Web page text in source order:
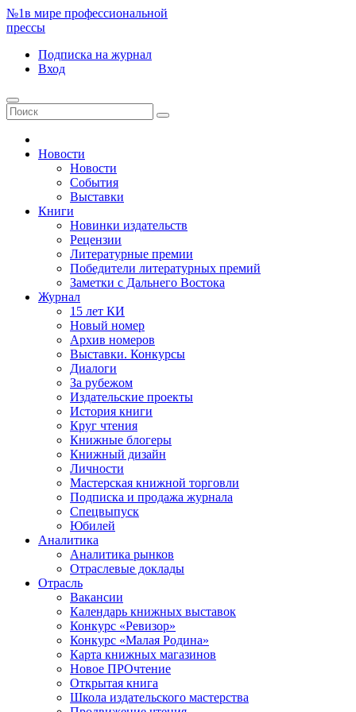
№1в мире профессиональной
прессы
Подписка на журнал
Вход
Новости
Новости
События
Выставки
Книги
Новинки издательств
Рецензии
Литературные премии
Победители литературных премий
Заметки с Дальнего Востока
Журнал
15 лет КИ
Новый номер
Архив номеров
Выставки. Конкурсы
Диалоги
За рубежом
Издательские проекты
История книги
Круг чтения
Книжные блогеры
Книжный дизайн
Личности
Мастерская книжной торговли
Подписка и продажа журнала
Спецвыпуск
Юбилей
Аналитика
Аналитика рынков
Отраслевые доклады
Отрасль
Вакансии
Календарь книжных выставок
Конкурс «Ревизор»
Конкурс «Малая Родина»
Карта книжных магазинов
Новое ПРОчтение
Открытая книга
Школа издательского мастерства